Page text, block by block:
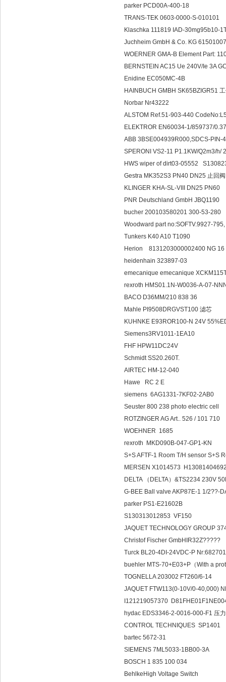
parker PCD00A-400-18
TRANS-TEK 0603-0000-S-010101
Klaschka 111819 IAD-30mg95b10-
Juchheim GmbH & Co. KG
WOERNER GMA-B Element Part:
BERNSTEIN AC15 Ue 240V/Ie 3A
Enidine EC050MC-4B
HAINBUCH GMBH SK65BZIGR51
Norbar Nr43222
ALSTOM Ref.51-903-440
ELEKTROR EN60034-1/859737/0.37
ABB 3BSE004939R000,SDCS-
SPERONI VS2-11 P1.1KW/Q2m3/h/
HWS wiper of dirt03-05552
Gestra MK352S3 PN40 DN25 止回阀
KLINGER KHA-SL-VIII DN25 PN60
PNR Deutschland GmbH JBQ1190
bucher 200103580201 300-53-280
Woodward part no:SOFTV.9927-
Tunkers K40 A10 T1090
Herion 8131203000002400 NG 16
heidenhain 323897-03
emecanique emecanique
rexroth HMS01.1N-W0036-A-07-
BACO D36MM/210 838 36
Mahle PI9508DRGVST100 滤芯
KUHNKE E93ROR100-N 24V
Siemens3RV1011-1EA10
FHF HPW11DC24V
Schmidt SS20.260T.
AIRTEC HM-12-040
Hawe RC 2
siemens 6AG1331-7KF02-2AB0
Seuster 800 238 photo electric cell
ROTZINGER AG Art.. 526 / 101 710
WOEHNER 1685
rexroth MKD090B-047-GP1-KN
S+S AFTF-1 Room T/H sensor S+S
MERSEN X1014573
DELTA （DELTA）&TS2234 230V
G-BEE Ball valve AKP87E-1 1/2??-
parker PS1-E21602B
S130313012853 VF150
JAQUET TECHNOLOGY GROUP
Christof Fischer GmbHIR32Z?????
Turck BL20-4DI-24VDC-P
buehler MTS-70+E03+P（With a
TOGNELLA 203002 FT260/6-14
JAQUET FTW113(0-10V/0-40,000)
I121219057370
hydac EDS3346-2-0016-000-F1 压
CONTROL TECHNIQUES SP1401
bartec 5672-31
SIEMENS 7ML5033-1BB00-3A
BOSCH 1 835 100 034
BehlkeHigh Voltage Switch